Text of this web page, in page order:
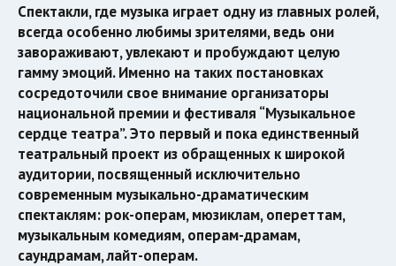
Спектакли, где музыка играет одну из главных ролей,
всегда особенно любимы зрителями, ведь они
завораживают, увлекают и пробуждают целую
гамму эмоций. Именно на таких постановках
сосредоточили свое внимание организаторы
национальной премии и фестиваля “Музыкальное
сердце театра”. Это первый и пока единственный
театральный проект из обращенных к широкой
аудитории, посвященный исключительно
современным музыкально-драматическим
спектаклям: рок-операм, мюзиклам, опереттам,
музыкальным комедиям, операм-драмам,
саундрамам, лайт-операм.